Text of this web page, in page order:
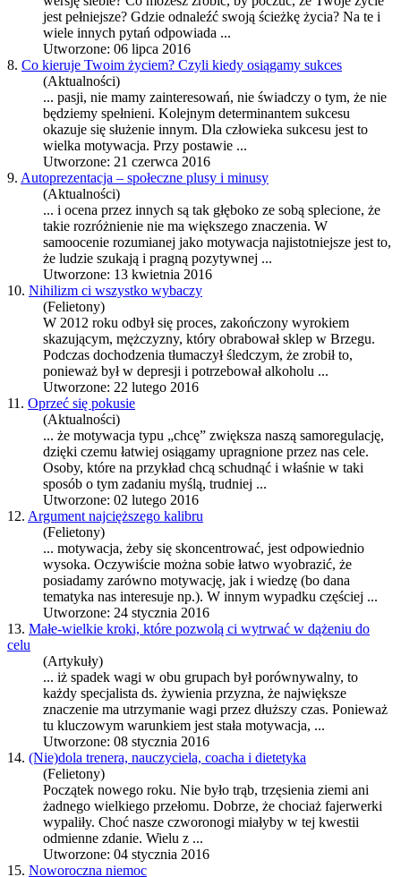
jest pełniejsze? Gdzie odnaleźć swoją ścieżkę życia? Na te i
wiele innych pytań odpowiada ...
Utworzone: 06 lipca 2016
8. Co kieruje Twoim życiem? Czyli kiedy osiągamy sukces
(Aktualności)
... pasji, nie mamy zainteresowań, nie świadczy o tym, że nie
będziemy spełnieni. Kolejnym determinantem sukcesu
okazuje się służenie innym. Dla człowieka sukcesu jest to
wielka motywacja. Przy postawie ...
Utworzone: 21 czerwca 2016
9. Autoprezentacja – społeczne plusy i minusy
(Aktualności)
... i ocena przez innych są tak głęboko ze sobą splecione, że
takie rozróżnienie nie ma większego znaczenia. W
samoocenie rozumianej jako motywacja najistotniejsze jest to,
że ludzie szukają i pragną pozytywnej ...
Utworzone: 13 kwietnia 2016
10. Nihilizm ci wszystko wybaczy
(Felietony)
W 2012 roku odbył się proces, zakończony wyrokiem
skazującym, mężczyzny, który obrabował sklep w Brzegu.
Podczas dochodzenia tłumaczył śledczym, że zrobił to,
ponieważ był w depresji i potrzebował alkoholu ...
Utworzone: 22 lutego 2016
11. Oprzeć się pokusie
(Aktualności)
... że motywacja typu „chcę” zwiększa naszą samoregulację,
dzięki czemu łatwiej osiągamy upragnione przez nas cele.
Osoby, które na przykład chcą schudnąć i właśnie w taki
sposób o tym zadaniu myślą, trudniej ...
Utworzone: 02 lutego 2016
12. Argument najcięższego kalibru
(Felietony)
... motywacja, żeby się skoncentrować, jest odpowiednio
wysoka. Oczywiście można sobie łatwo wyobrazić, że
posiadamy zarówno motywację, jak i wiedzę (bo dana
tematyka nas interesuje np.). W innym wypadku częściej ...
Utworzone: 24 stycznia 2016
13. Małe-wielkie kroki, które pozwolą ci wytrwać w dążeniu do
celu
(Artykuły)
... iż spadek wagi w obu grupach był porównywalny, to
każdy specjalista ds. żywienia przyzna, że największe
znaczenie ma utrzymanie wagi przez dłuższy czas. Ponieważ
tu kluczowym warunkiem jest stała motywacja, ...
Utworzone: 08 stycznia 2016
14. (Nie)dola trenera, nauczyciela, coacha i dietetyka
(Felietony)
Początek nowego roku. Nie było trąb, trzęsienia ziemi ani
żadnego wielkiego przełomu. Dobrze, że chociaż fajerwerki
wypaliły. Choć nasze czworonogi miałyby w tej kwestii
odmienne zdanie. Wielu z ...
Utworzone: 04 stycznia 2016
15. Noworoczna niemoc